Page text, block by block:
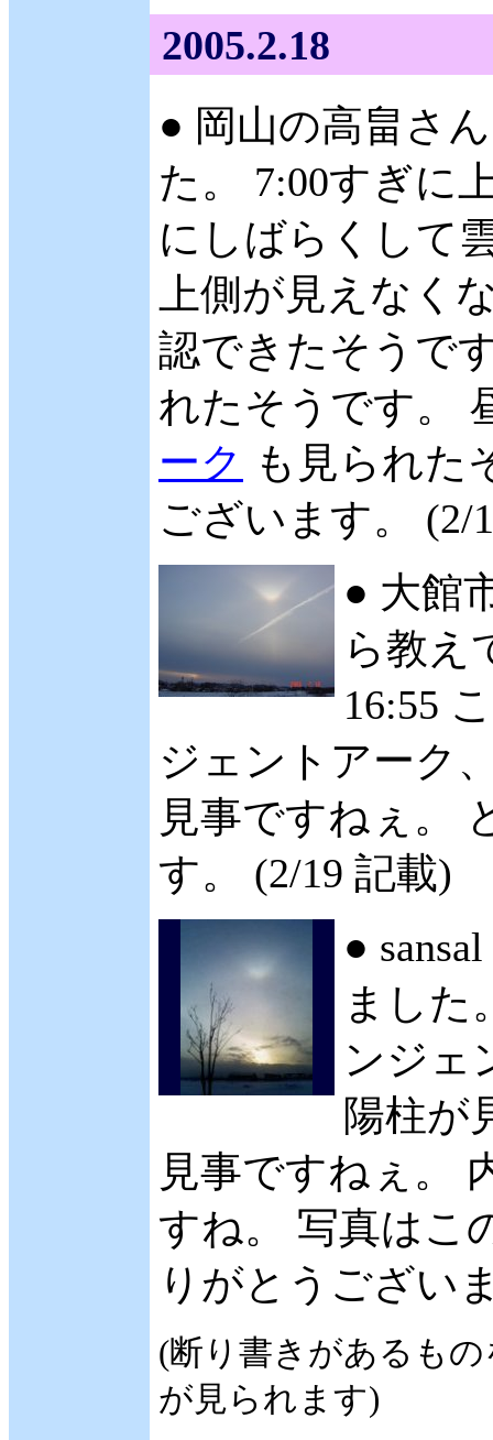
2005.2.18
● 岡山の高畠さ
た。 7:00すぎに
にしばらくして
上側が見えなく
認できたそうで
れたそうです。
ーク も見られた
ございます。 (2/
● 大館
ら教え
16:55
ジェントアーク
見事ですねぇ。
す。 (2/19 記載)
●
ました
ンジェ
陽柱が
見事ですねぇ。
すね。 写真はこ
りがとうござい
(断り書きがあるも
が見られます)